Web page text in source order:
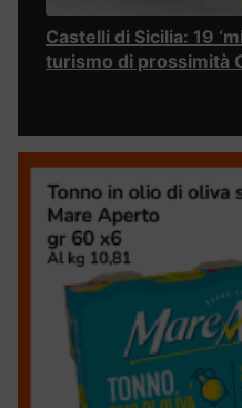
Castelli di Sicilia: 19
turismo di prossimità